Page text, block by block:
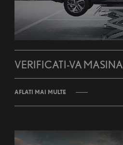
VERIFICATI-VA MASINA
AFLATI MAI MULTE